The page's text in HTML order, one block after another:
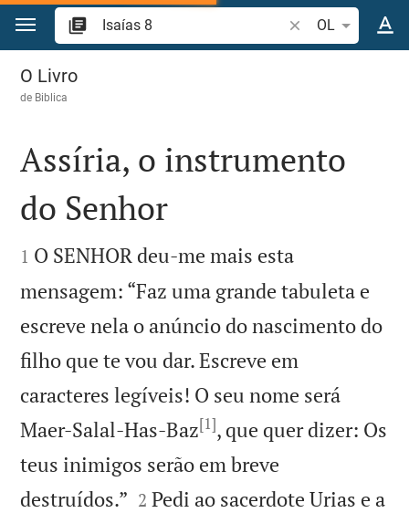
Ir para o conteúdo
Pesquise
OL
Isaías 8
O Livro
de Biblica

Assíria, o instrumento
do Senhor

1 O SENHOR deu-me mais esta
mensagem: “Faz uma grande tabuleta e
escreve nela o anúncio do nascimento do
filho que te vou dar. Escreve em
caracteres legíveis! O seu nome será
Maer-Salal-Has-Baz[1], que quer dizer: Os
teus inimigos serão em breve
destruídos.” 

2 Pedi ao sacerdote Urias e a